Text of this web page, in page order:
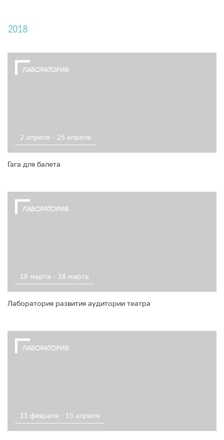
2018
ЛАБОРАТОРИЯ
2 апреля - 25 апреля
Гага для балета
ЛАБОРАТОРИЯ
16 марта - 18 марта
Лаборатория развития аудитории театра
ЛАБОРАТОРИЯ
11 февраля - 15 апреля